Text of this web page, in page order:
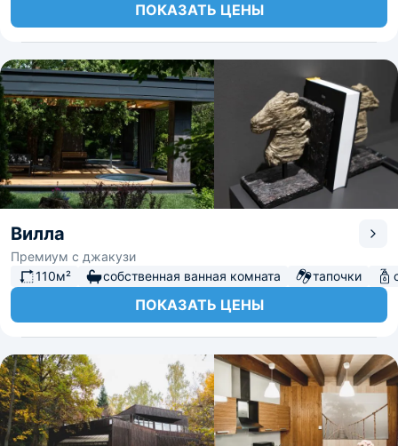
ПОКАЗАТЬ ЦЕНЫ
Вилла
Премиум с джакузи
110м²
собственная ванная комната тапочки
ПОКАЗАТЬ ЦЕНЫ